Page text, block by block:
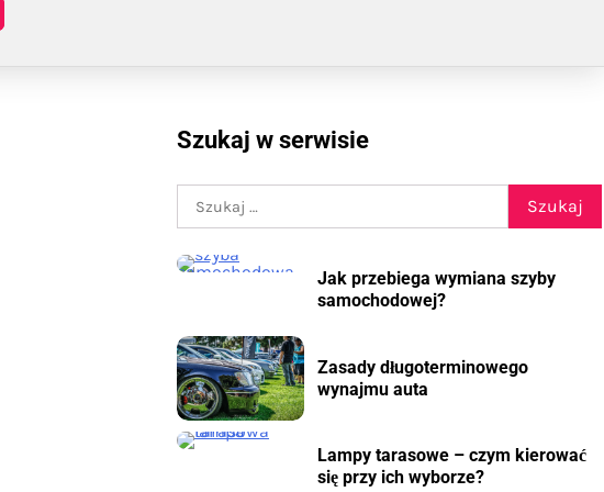
Szukaj w serwisie
Szukaj:
Jak przebiega wymiana szyby
samochodowej?
Zasady długoterminowego
wynajmu auta
Lampy tarasowe – czym kierować
się przy ich wyborze?